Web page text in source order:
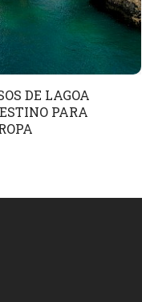
DE LAGOA
PARA